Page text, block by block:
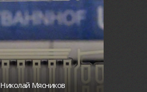
Николай Мясников